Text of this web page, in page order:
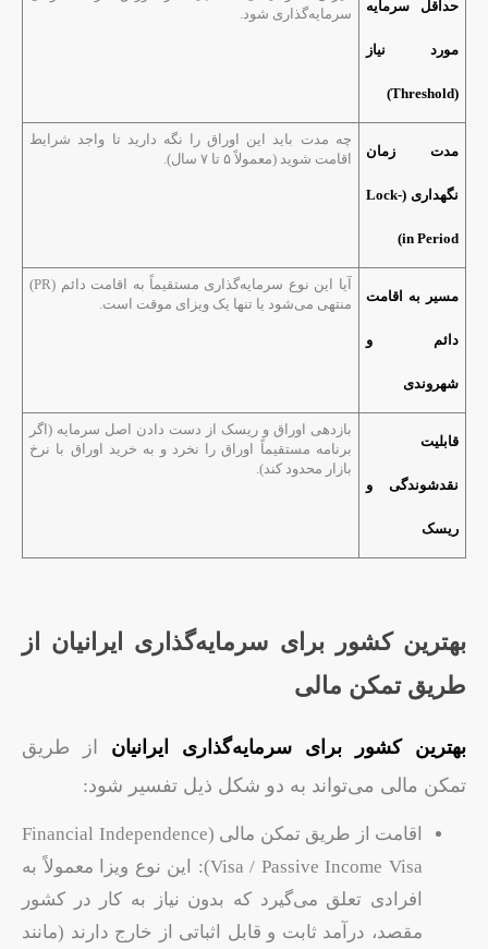
حداقل سرمایه
مورد نیاز
(Threshold)
سرمایه‌گذاری شود.
مدت زمان
نگهداری (Lock-
in Period)
چه مدت باید این اوراق را نگه دارید تا واجد شرایط
اقامت شوید (معمولاً ۵ تا ۷ سال).
مسیر به اقامت
دائم و
شهروندی
آیا این نوع سرمایه‌گذاری مستقیماً به اقامت دائم (PR)
منتهی می‌شود یا تنها یک ویزای موقت است.
قابلیت
نقدشوندگی و
ریسک
بازدهی اوراق و ریسک از دست دادن اصل سرمایه (اگر
برنامه مستقیماً اوراق را نخرد و به خرید اوراق با نرخ
بازار محدود کند).
بهترین کشور برای سرمایه‌گذاری ایرانیان از
طریق تمکن مالی
بهترین کشور برای سرمایه‌گذاری ایرانیان از طریق
تمکن مالی می‌تواند به دو شکل ذیل تفسیر شود:
اقامت از طریق تمکن مالی (Financial Independence
Visa / Passive Income Visa): این نوع ویزا معمولاً به
افرادی تعلق می‌گیرد که بدون نیاز به کار در کشور
مقصد، درآمد ثابت و قابل اثباتی از خارج دارند (مانند